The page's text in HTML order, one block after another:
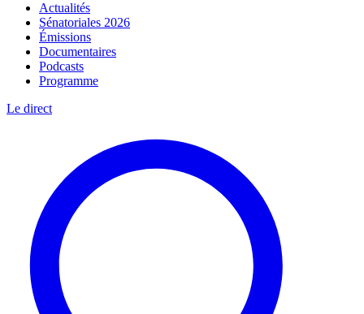
Actualités
Sénatoriales 2026
Émissions
Documentaires
Podcasts
Programme
Le direct